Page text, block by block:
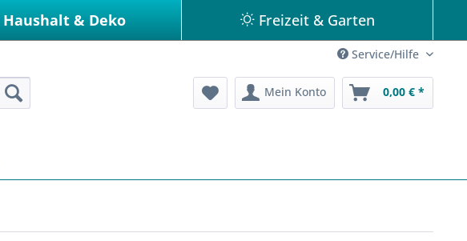
Haushalt & Deko Freizeit & Garten
Service/Hilfe
Mein Konto 0,00 € *